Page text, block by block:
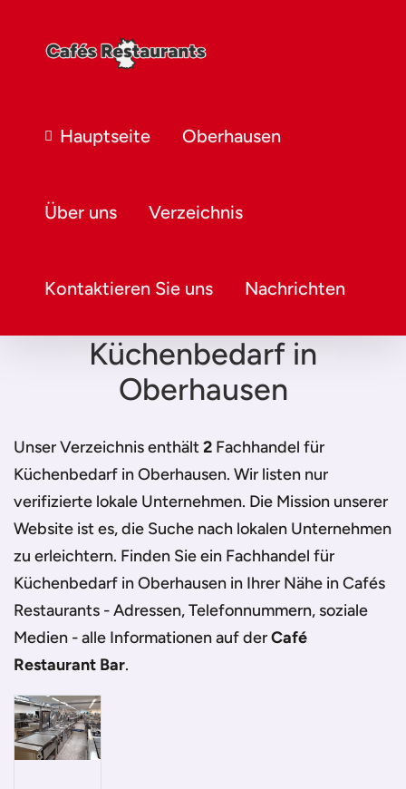
Hauptseite Oberhausen
Über uns Verzeichnis
Kontaktieren Sie uns Nachrichten
Küchenbedarf in
Oberhausen
in Oberhausen
Unser Verzeichnis enthält2 Fachhandel für
Küchenbedarf in Oberhausen. Wir listen nur
verifizierte lokale Unternehmen. Die Mission unserer
Website ist es, die Suche nach lokalen Unternehmen
zu erleichtern. Finden Sie ein Fachhandel für
Küchenbedarf in Oberhausen in Ihrer Nähe in Cafés
Restaurants - Adressen, Telefonnummern, soziale
Medien - alle Informationen auf derCafé
Restaurant Bar.